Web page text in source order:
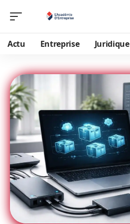
Actu Entreprise Juridique